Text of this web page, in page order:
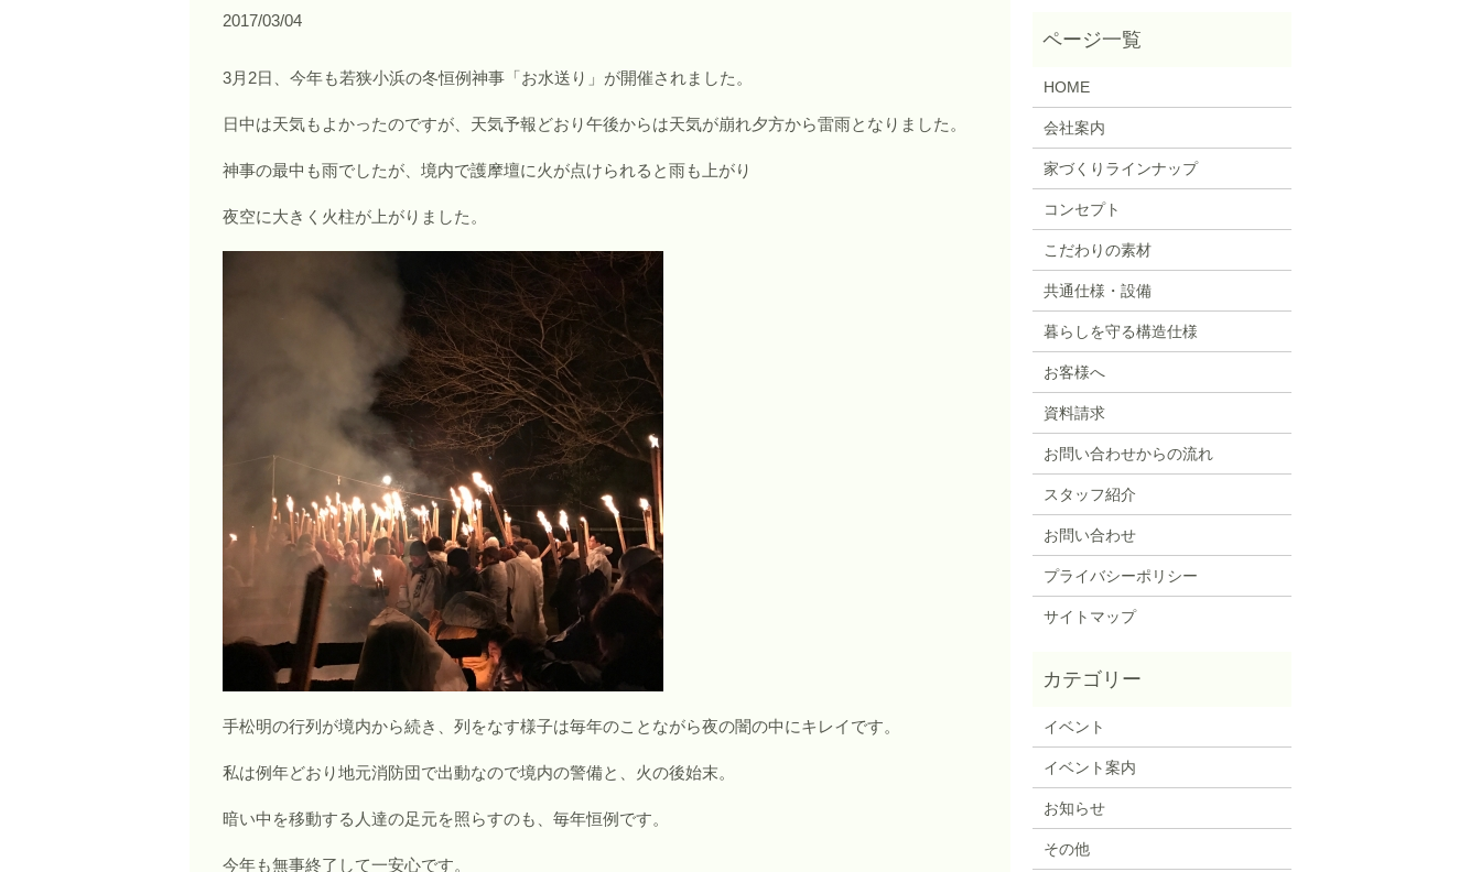
2017/03/04
3月2日、今年も若狭小浜の冬恒例神事「お水送り」が開催されました。
日中は天気もよかったのですが、天気予報どおり午後からは天気が崩れ夕方から雷雨となりました。
神事の最中も雨でしたが、境内で護摩壇に火が点けられると雨も上がり
夜空に大きく火柱が上がりました。
手松明の行列が境内から続き、列をなす様子は毎年のことながら夜の闇の中にキレイです。
私は例年どおり地元消防団で出動なので境内の警備と、火の後始末。
暗い中を移動する人達の足元を照らすのも、毎年恒例です。
今年も無事終了して一安心です。
HOME
会社案内
家づくりラインナップ
コンセプト
こだわりの素材
共通仕様・設備
暮らしを守る構造仕様
お客様へ
資料請求
お問い合わせからの流れ
スタッフ紹介
お問い合わせ
プライバシーポリシー
サイトマップ
イベント
イベント案内
お知らせ
その他